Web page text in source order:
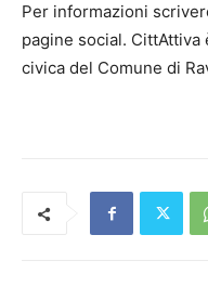
Per informazioni
pagine social.
civica del Comune di